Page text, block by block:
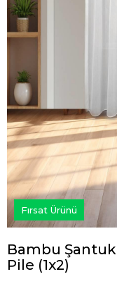
Fırsat Ürünü
Bambu
Pile (1x2)